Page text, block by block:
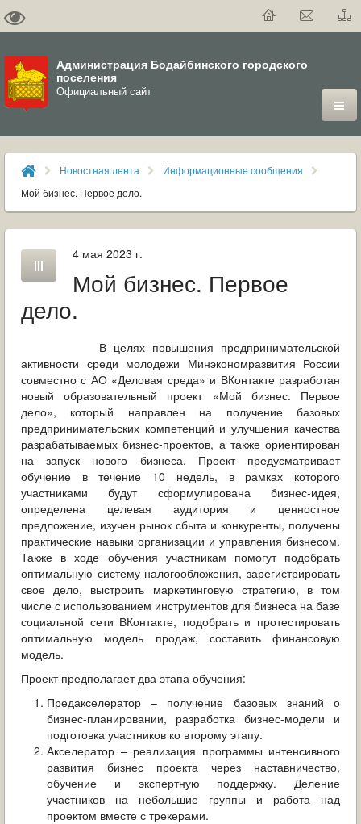
Администрация Бодайбинского городского
поселения
Официальный сайт
ГОРОД
ДУМА
ВЛАСТЬ
ДОКУМЕНТЫ
ОБРАЩЕНИЯ ГРАЖДАН
ГРАДОСТРОИТЕЛЬНАЯ ДЕЯТЕЛЬНОСТЬ
ИНФОРМИРОВАНИЕ НАСЕЛЕНИЯ
ДЕЯТЕЛЬНОСТЬ ПРОКУРАТУРЫ
МУНИЦИПАЛЬНЫЙ КОНТРОЛЬ
ПОИСК ПО САЙТУ
Новостная лента
Информационные сообщения
Мой бизнес. Первое дело.
4 мая 2023 г.
Мой бизнес. Первое
дело.
В целях повышения предпринимательской
активности среди молодежи Минэкономразвития России
совместно с АО «Деловая среда» и ВКонтакте разработан
новый образовательный проект «Мой бизнес. Первое
дело», который направлен на получение базовых
предпринимательских компетенций и улучшения качества
разрабатываемых бизнес-проектов, а также ориентирован
на запуск нового бизнеса. Проект предусматривает
обучение в течение 10 недель, в рамках которого
участниками будут сформулирована бизнес-идея,
определена целевая аудитория и ценностное
предложение, изучен рынок сбыта и конкуренты, получены
практические навыки организации и управления бизнесом.
Также в ходе обучения участникам помогут подобрать
оптимальную систему налогообложения, зарегистрировать
свое дело, выстроить маркетинговую стратегию, в том
числе с использованием инструментов для бизнеса на базе
социальной сети ВКонтакте, подобрать и протестировать
оптимальную модель продаж, составить финансовую
модель.
Проект предполагает два этапа обучения:
Предакселератор – получение базовых знаний о
бизнес-планировании, разработка бизнес-модели и
подготовка участников ко второму этапу.
Акселератор – реализация программы интенсивного
развития бизнес проекта через наставничество,
обучение и экспертную поддержку. Деление
участников на небольшие группы и работа над
проектом вместе с трекерами.